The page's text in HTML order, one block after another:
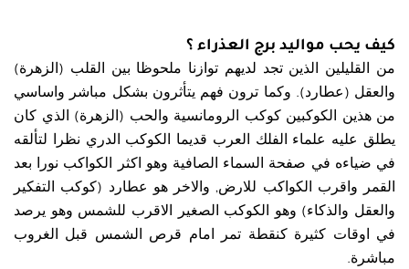
كيف يحب مواليد برج العذراء ؟
من القليلين الذين تجد لديهم توازنا ملحوظا بين القلب (الزهرة)
والعقل (عطارد). وكما ترون فهم يتأثرون بشكل مباشر واساسي
من هذين الكوكبين كوكب الرومانسية والحب (الزهرة) الذي كان
يطلق عليه علماء الفلك العرب قديما الكوكب الدري نظرا لتألقه
في ضياءه في صفحة السماء الصافية وهو اكثر الكواكب نورا بعد
القمر واقرب الكواكب للارض, والاخر هو عطارد (كوكب التفكير
والعقل والذكاء) وهو الكوكب الصغير الاقرب للشمس وهو يرصد
في اوقات كثيرة كنقطة تمر امام قرص الشمس قبل الغروب
مباشرة.